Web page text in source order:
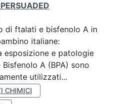
di ftalati e bisfenolo A in
italiane:
esposizione e patologie
A (BPA) sono
utilizzati...
CHIMICI